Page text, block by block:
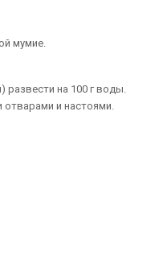
мумие.
развести на 100 г воды.
отварами и настоями.